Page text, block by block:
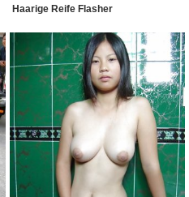
Haarige Reife Flasher